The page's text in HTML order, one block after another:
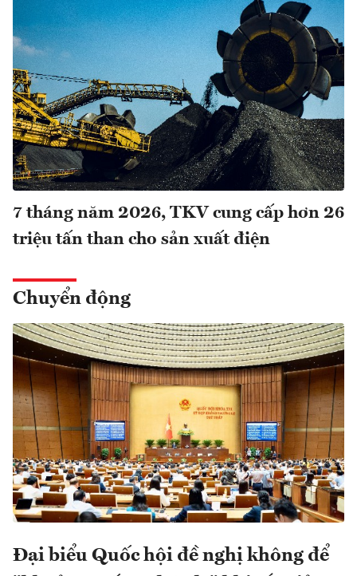
7 tháng năm 2026, TKV cung cấp hơn 26
triệu tấn than cho sản xuất điện
Chuyển động
Đại biểu Quốc hội đề nghị không để